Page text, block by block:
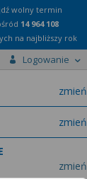
wolny termin
14 964 108
na najbliższy rok
Logowanie
zmień
zmień
zmień